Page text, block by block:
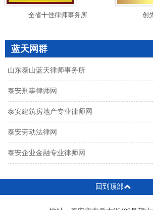
全省十佳律师事务所 创
蓝天网群
山东泰山蓝天律师事务所
泰安刑事律师网
泰安建筑房地产专业律师网
泰安劳动法律网
泰安企业金融专业律师网
回到顶部